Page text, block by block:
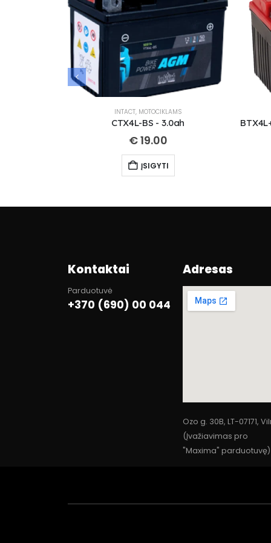
INTACT, MOTOCIKLAMS
CTX4L-BS - 3.0ah
€19.00
ĮSIGYTI
Kontaktai
Parduotuvė
+370 (690) 00 044
Adresas
Ozo g. 30B, LT-07171,
(Įvažiavimas pro
"Maxima" parduotuvę)